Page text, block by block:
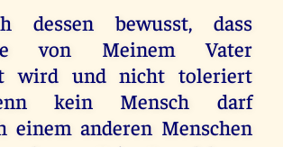
dessen bewusst, dass
von Meinem Vater
wird und nicht toleriert
kein Mensch darf
einem anderen Menschen